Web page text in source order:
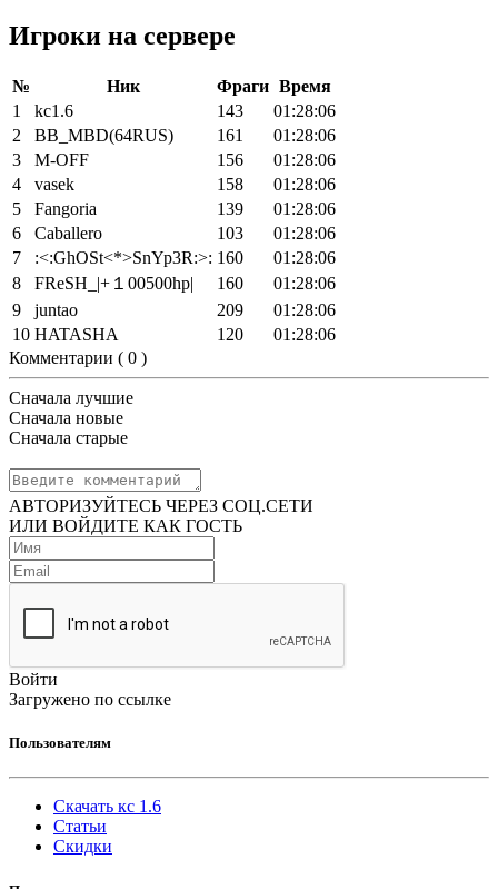
Игроки на сервере
№ Ник Фраги Время
1
kc1.6 143
01:28:06
2
BB_MBD(64RUS) 161
01:28:06
3
M-OFF 156
01:28:06
4
vasek 158
01:28:06
5
Fangoria 139
01:28:06
6
Caballero 103
01:28:06
7
:<:GhOSt<*>SnYp3R:>: 160
01:28:06
8
FReSH_|+１00500hp| 160
01:28:06
9
juntao 209
01:28:06
10 HATASHA 120
01:28:06
Комментарии ( 0 )
Сначала лучшие
Сначала новые
Сначала старые
АВТОРИЗУЙТЕСЬ ЧЕРЕЗ СОЦ.СЕТИ
ИЛИ ВОЙДИТЕ КАК ГОСТЬ
Войти
Загружено по ссылке
Пользователям
Скачать кс 1.6
Статьи
Скидки